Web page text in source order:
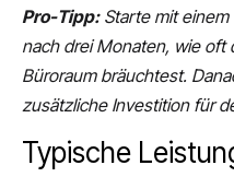
Pro-Tipp: Starte mit
nach drei Monaten, wie oft
Büroraum bräuchtest.
zusätzliche Investition für
Typische